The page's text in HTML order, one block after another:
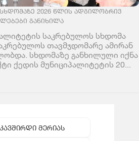
2026 ᲬᲚᲘᲡ ᲐᲓᲒᲘᲚᲝᲑᲠᲘᲕ
ᲒᲐᲜᲘᲮᲘᲚᲐ
საკრებულოს სხდომა
თავმჯდომარე ამირან
სხდომაზე განხილული იქნა
ქედის მუნიციპალიტეტის 20...
ᲛᲔᲠᲘᲐᲡ